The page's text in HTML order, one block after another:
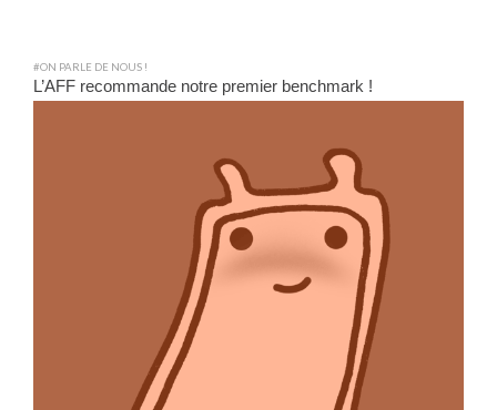
#ON PARLE DE NOUS !
L’AFF recommande notre premier benchmark !